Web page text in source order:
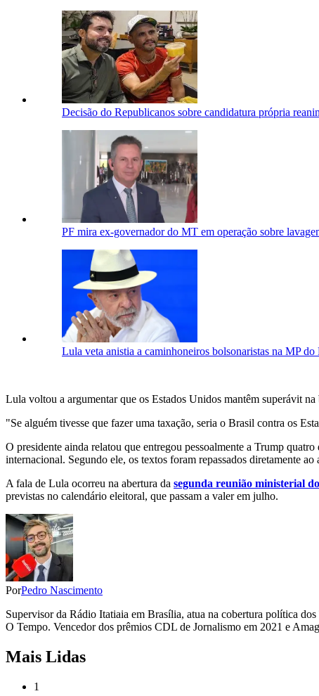
Decisão do Republicanos sobre candidatura própria
PF mira ex-governador do MT em operação sobre
Lula veta anistia a caminhoneiros bolsonaristas na MP do
Lula voltou a argumentar que os Estados Unidos mantêm superávit
"Se alguém tivesse que fazer uma taxação, seria o Brasil contra os
O presidente ainda relatou que entregou pessoalmente a Trump
internacional. Segundo ele, os textos foram repassados diretamente
A fala de Lula ocorreu na abertura da segunda reunião ministerial
previstas no calendário eleitoral, que passam a valer em julho.
PorPedro Nascimento
Supervisor da Rádio Itatiaia em Brasília, atua na cobertura política
O Tempo. Vencedor dos prêmios CDL de Jornalismo em 2021 e
Mais Lidas
1